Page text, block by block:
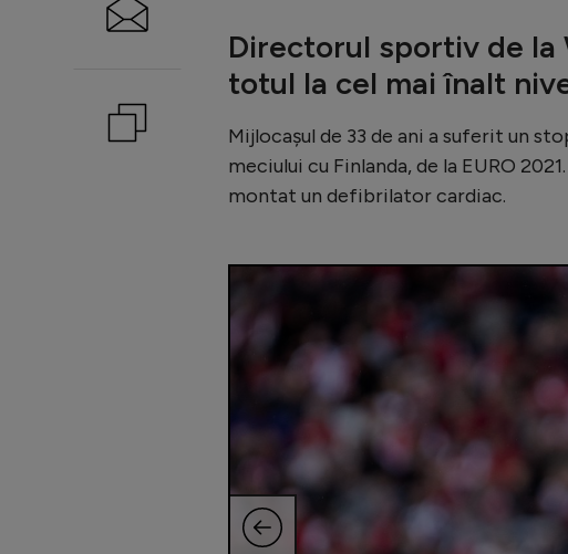
Directorul sportiv de la
totul la cel mai înalt
Mijlocaşul de 33 de ani a suferit un
meciului cu Finlanda, de la EURO
montat un defibrilator cardiac.